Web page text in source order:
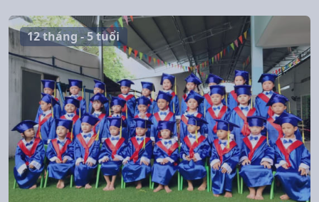
12 tháng - 5 tuổi